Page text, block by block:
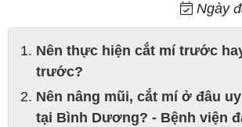
Ngày
Nên thực hiện cắt mí trước
trước?
Nên nâng mũi, cắt mí ở đâu
tại Bình Dương? - Bệnh viện